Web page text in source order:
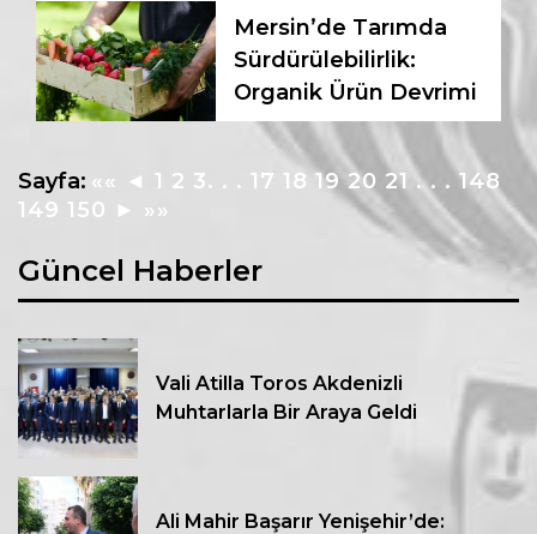
Mersin’de Tarımda
Sürdürülebilirlik:
Organik Ürün Devrimi
Sayfa: «« ◄ 1 2 3. . . 17 18 19 20 21 . . . 148
149 150 ► »»
Güncel Haberler
Vali Atilla Toros Akdenizli
Muhtarlarla Bir Araya Geldi
Ali Mahir Başarır Yenişehir’de: